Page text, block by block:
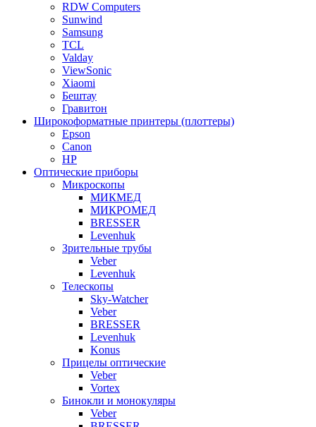
RDW Computers
Sunwind
Samsung
TCL
Valday
ViewSonic
Xiaomi
Бештау
Гравитон
Широкоформатные принтеры (плоттеры)
Epson
Canon
HP
Оптические приборы
Микроскопы
МИКМЕД
МИКРОМЕД
BRESSER
Levenhuk
Зрительные трубы
Veber
Levenhuk
Телескопы
Sky-Watcher
Veber
BRESSER
Levenhuk
Konus
Прицелы оптические
Veber
Vortex
Бинокли и монокуляры
Veber